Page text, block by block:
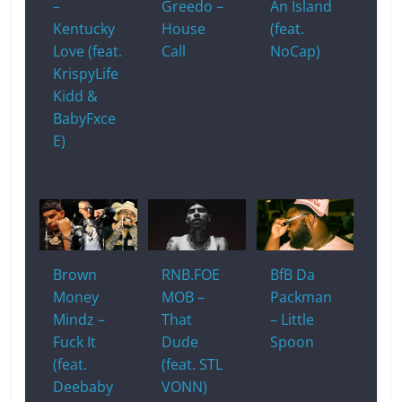
–
Kentucky
Love (feat.
KrispyLife
Kidd &
BabyFxce
E)
Greedo –
House
Call
An Island
(feat.
NoCap)
Brown
Money
Mindz –
Fuck It
(feat.
Deebaby
RNB.FOE
MOB –
That
Dude
(feat. STL
VONN)
BfB Da
Packman
– Little
Spoon